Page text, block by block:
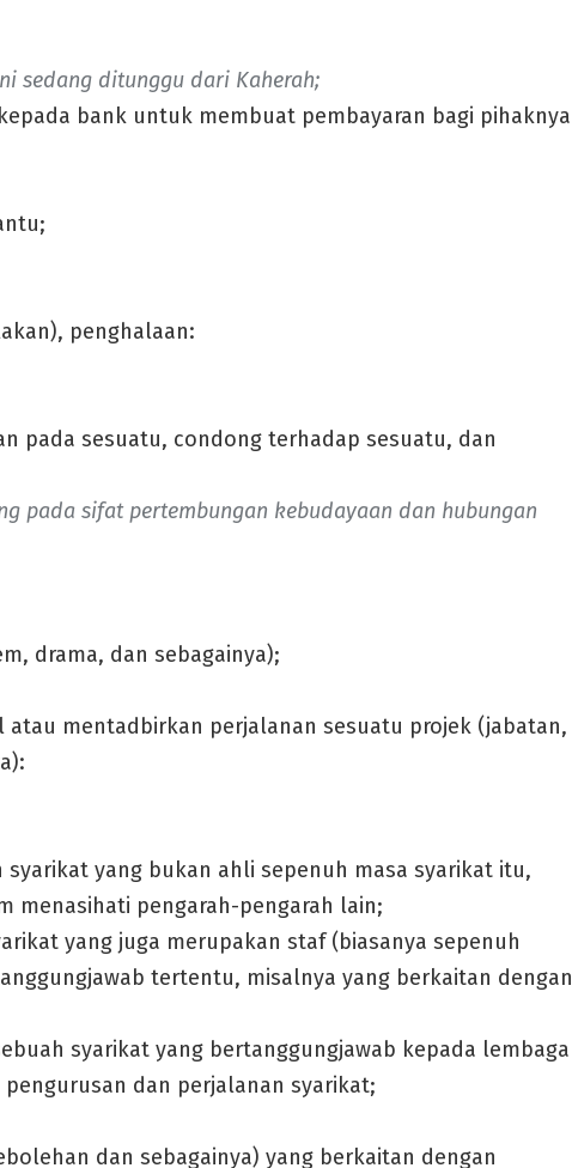
sedang ditunggu dari Kaherah;
bank untuk membuat pembayaran bagi pihaknya
penghalaan:
pada sesuatu, condong terhadap sesuatu, dan
pada sifat pertembungan kebudayaan dan hubungan
drama, dan sebagainya);
mentadbirkan perjalanan sesuatu projek (jabatan,
syarikat yang bukan ahli sepenuh masa syarikat itu,
menasihati pengarah-pengarah lain;
yang juga merupakan staf (biasanya sepenuh
tertentu, misalnya yang berkaitan dengan
syarikat yang bertanggungjawab kepada lembaga
dan perjalanan syarikat;
dan sebagainya) yang berkaitan dengan